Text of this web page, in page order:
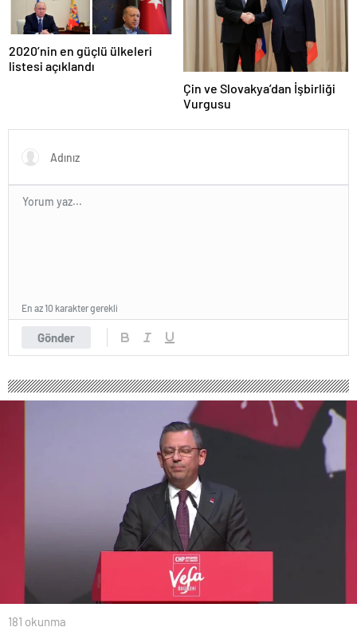
2020’nin en güçlü ülkeleri
listesi açıklandı
Çin ve Slovakya’dan İşbirliği
Vurgusu
Gönder
En az 10 karakter gerekli
181 okunma